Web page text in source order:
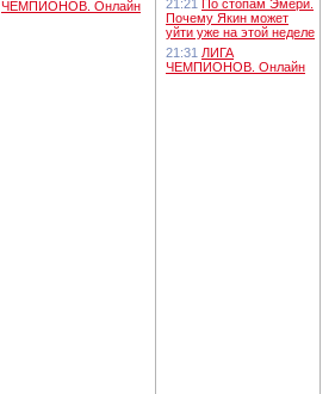
ЧЕМПИОНОВ. Онлайн
21:21 По стопам Эмери.
Почему Якин может
уйти уже на этой неделе
21:31 ЛИГА
ЧЕМПИОНОВ. Онлайн